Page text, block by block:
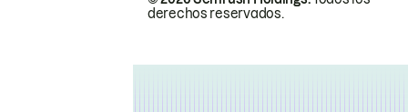
derechos reservados.